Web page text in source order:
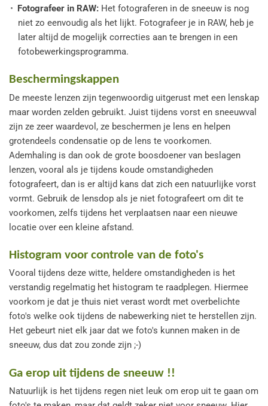
Fotografeer in RAW: Het fotograferen in de sneeuw is nog
niet zo eenvoudig als het lijkt. Fotografeer je in RAW, heb je
later altijd de mogelijk correcties aan te brengen in een
fotobewerkingsprogramma.
Beschermingskappen
De meeste lenzen zijn tegenwoordig uitgerust met een lenskap
maar worden zelden gebruikt. Juist tijdens vorst en sneeuwval
zijn ze zeer waardevol, ze beschermen je lens en helpen
grotendeels condensatie op de lens te voorkomen.
Ademhaling is dan ook de grote boosdoener van beslagen
lenzen, vooral als je tijdens koude omstandigheden
fotografeert, dan is er altijd kans dat zich een natuurlijke vorst
vormt. Gebruik de lensdop als je niet fotografeert om dit te
voorkomen, zelfs tijdens het verplaatsen naar een nieuwe
locatie over een kleine afstand.
Histogram voor controle van de foto's
Vooral tijdens deze witte, heldere omstandigheden is het
verstandig regelmatig het histogram te raadplegen. Hiermee
voorkom je dat je thuis niet verast wordt met overbelichte
foto's welke ook tijdens de nabewerking niet te herstellen zijn.
Het gebeurt niet elk jaar dat we foto's kunnen maken in de
sneeuw, dus dat zou zonde zijn ;-)
Ga erop uit tijdens de sneeuw !!
Natuurlijk is het tijdens regen niet leuk om erop uit te gaan om